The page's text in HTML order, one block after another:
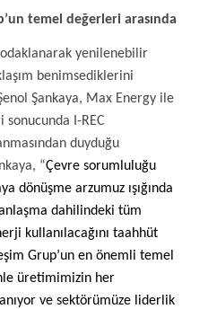
temel değerleri arasında
yenilenebilir
benimsediklerini
Şankaya, Max Energy ile
I-REC
duyduğu
“Çevre sorumluluğu
dönüşme arzumuz ışığında
dahilindeki tüm
kullanılacağını taahhüt
Grup’un en önemli temel
üretimimizin her
ve sektörümüze liderlik